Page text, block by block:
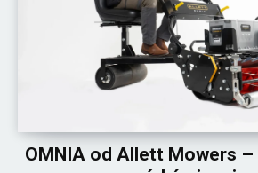
OMNIA od Allett Mowers